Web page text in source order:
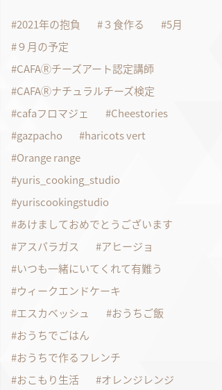
2021年の抱負 ３食作る
5月
９月の予定
CAFAⓇチーズアート認定講師
CAFAⓇナチュラルチーズ検定
cafaフロマジェ
Cheestories
gazpacho
haricots vert
Orange range
yuris_cooking_studio
yuriscookingstudio
あけましておめでとうございます
アスパラガス
アヒージョ
いつも一緒にいてくれて有難う
ウィークエンドケーキ
エスカベッシュ
おうちご飯
おうちでごはん
おうちで作るフレンチ
おこもり生活
オレンジレンジ